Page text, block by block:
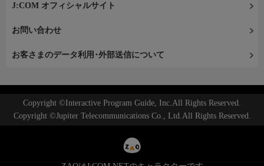
J:COM オフィシャルサイト
お問い合わせ
お客さまのデータ利用･外部送信について
Copyright ©Interactive Program Guide, Inc.All Rights Reserved.
Copyright ©Jupiter Telecommunications Co., Ltd.All Rights Reserved.